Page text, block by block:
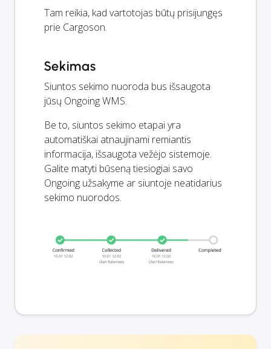
Tam reikia, kad vartotojas būtų prisijungęs
prie Cargoson.
Sekimas
Siuntos sekimo nuoroda bus išsaugota
jūsų Ongoing WMS.
Be to, siuntos sekimo etapai yra
automatiškai atnaujinami remiantis
informacija, išsaugota vežėjo sistemoje.
Galite matyti būseną tiesiogiai savo
Ongoing užsakyme ar siuntoje neatidarius
sekimo nuorodos.